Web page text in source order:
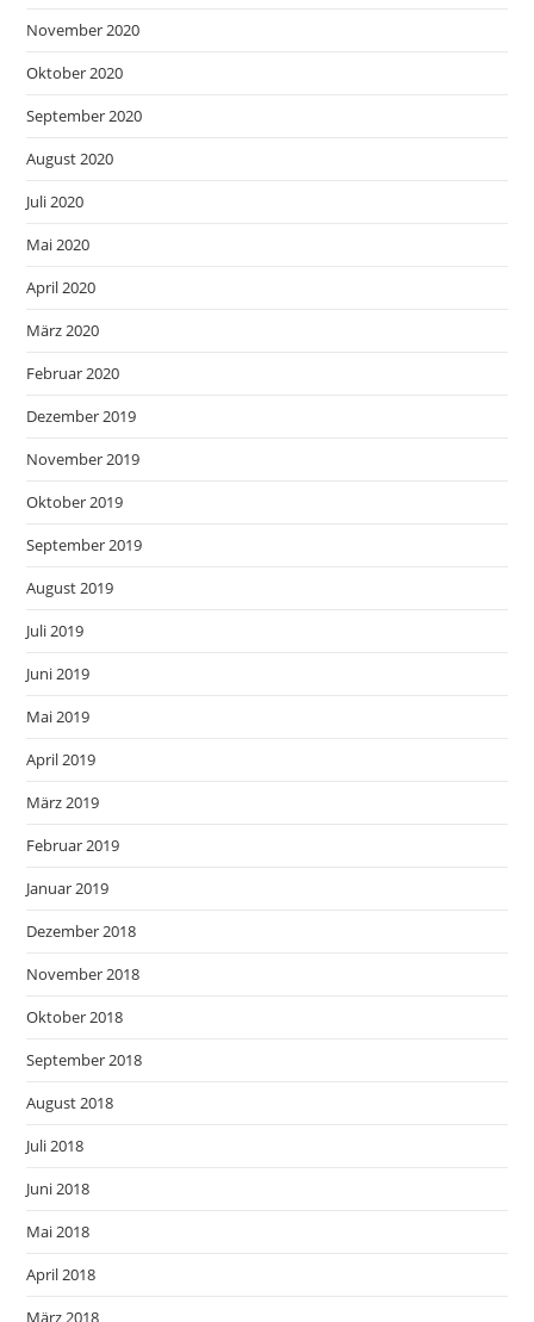
November 2020
Oktober 2020
September 2020
August 2020
Juli 2020
Mai 2020
April 2020
März 2020
Februar 2020
Dezember 2019
November 2019
Oktober 2019
September 2019
August 2019
Juli 2019
Juni 2019
Mai 2019
April 2019
März 2019
Februar 2019
Januar 2019
Dezember 2018
November 2018
Oktober 2018
September 2018
August 2018
Juli 2018
Juni 2018
Mai 2018
April 2018
März 2018